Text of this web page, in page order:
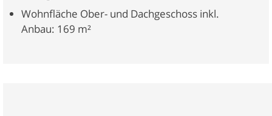
Wohnfläche Ober- und Dachgeschoss inkl.
Anbau: 169 m²